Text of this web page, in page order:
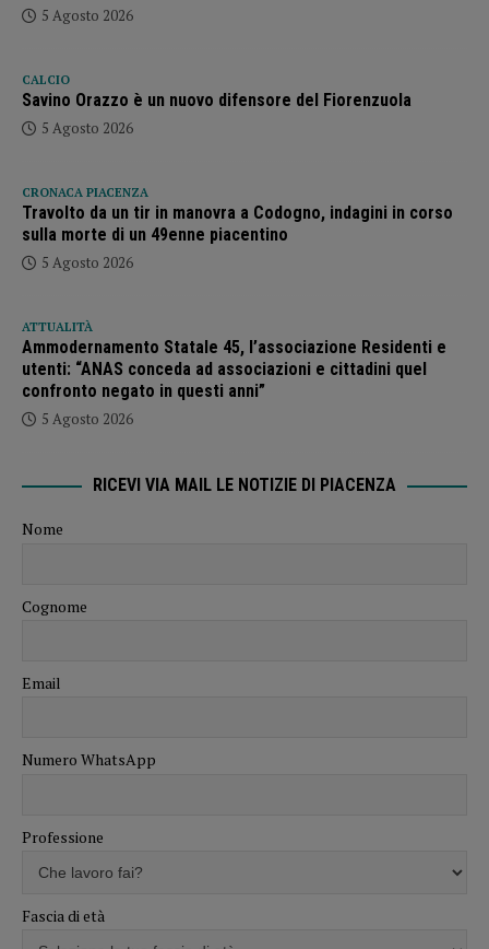
5 Agosto 2026
CALCIO
Savino Orazzo è un nuovo difensore del Fiorenzuola
5 Agosto 2026
CRONACA PIACENZA
Travolto da un tir in manovra a Codogno, indagini in corso
sulla morte di un 49enne piacentino
5 Agosto 2026
ATTUALITÀ
Ammodernamento Statale 45, l’associazione Residenti e
utenti: “ANAS conceda ad associazioni e cittadini quel
confronto negato in questi anni”
5 Agosto 2026
RICEVI VIA MAIL LE NOTIZIE DI PIACENZA
Nome
Cognome
Email
Numero WhatsApp
Professione
Fascia di età